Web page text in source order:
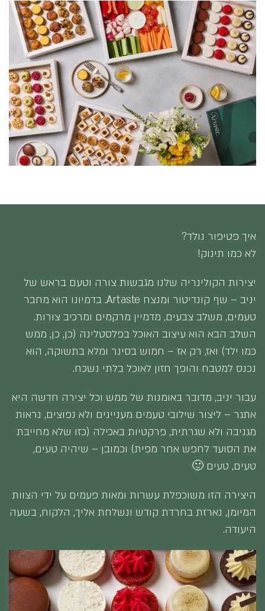
איך פטיפור נולד?
לא כמו תינוק!
יצירות הקולינריה שלנו מגבשות צורה וטעם בראש של
יניב – שף קונדיטור ומנצח Artaste. בדמיונו הוא מחבר
טעמים, משלב צבעים, מדמיין מרקמים ומרכיב צורות.
השלב הבא הוא עיצוב האוכל בפלסטלינה (כן, כן, ממש
כמו ילד) ואז, רק אז – חמוש בסינר ומלא בתשוקה, הוא
נכנס למטבח והופך חזון לאוכל בלתי נשכח.
עבור יניב, מדובר באומנות של ממש וכל יצירה חדשה היא
אתגר – ליצור שילובי טעמים מעניינים ולא נפוצים, נראות
מגניבה ולא שגרתית, פרקטיות באכילה (כזו שלא מחייבת
את הסועד לחפש אחר מפית) וכמובן – שיהיה טעים,
טעים, טעים 🙂
היצירה הזו משוכפלת עשרות ומאות פעמים על ידי הצוות
המיומן, נארזת בחרדת קודש ונשלחת אליך, הלקוח, בשעה
היעודה.